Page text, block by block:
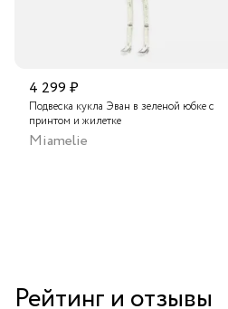
4 299 ₽
Подвеска кукла Эван в зеленой юбке с
принтом и жилетке
Miamelie
Рейтинг и отзывы